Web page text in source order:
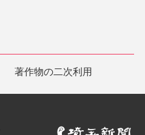
著作物の二次利用